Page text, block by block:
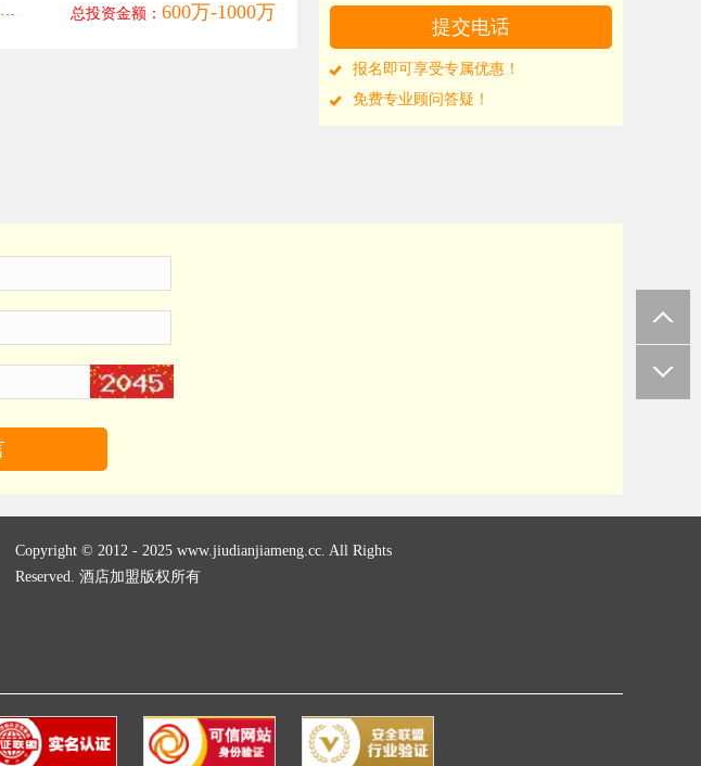
人文, 休闲, 会议, 商务, 四星级, 时尚, 艺术, 连锁
总投资金额： 600万-1000万
报名即可享受专属优惠！
免费专业顾问答疑！
Copyright © 2012 - 2025 www.jiudianjiameng.cc. All Rights
Reserved. 酒店加盟版权所有